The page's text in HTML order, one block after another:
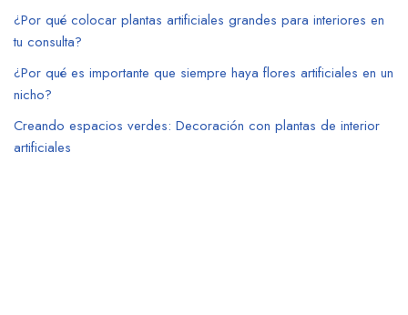
¿Por qué colocar plantas artificiales grandes para interiores en
tu consulta?
¿Por qué es importante que siempre haya flores artificiales en un
nicho?
Creando espacios verdes: Decoración con plantas de interior
artificiales